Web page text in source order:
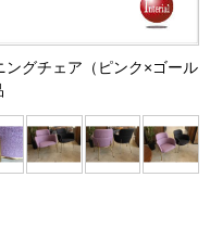
グチェア（ピンク×ゴール